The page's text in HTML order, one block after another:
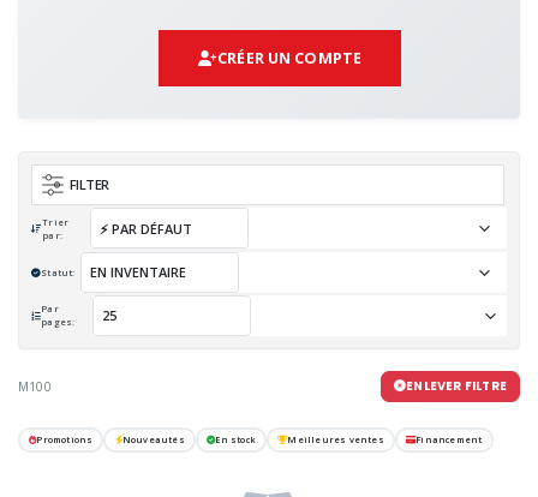
CRÉER UN COMPTE
FILTER
Trier
par:
Statut:
Par
pages:
M100 ENLEVER FILTRE
Promotions Nouveautés En stock Meilleures ventes Financement